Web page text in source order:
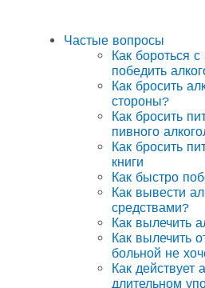
Частые вопросы
Как бороться
победить
Как бросить
стороны?
Как бросить
пивного
Как бросить
книги
Как быстро
Как вывести
средствами?
Как вылечить
Как вылечить
больной не
Как действует
длительном